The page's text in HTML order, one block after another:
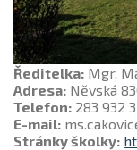
Ředitelka: Mgr.
Adresa: Něvská
Telefon: 283 932
E-mail:
Stránky školky: